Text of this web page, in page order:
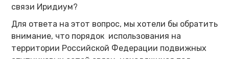
связи Иридиум?
Для ответа на этот вопрос, мы хотели бы обратить
внимание, что порядок использования на
территории Российской Федерации подвижных